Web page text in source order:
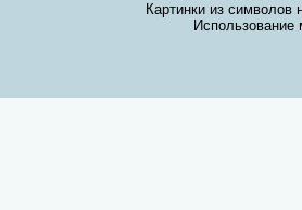
Картинки из символов
Использование